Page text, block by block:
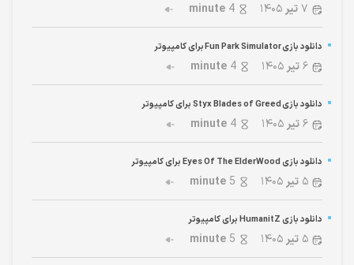
۷تیر۱۴۰۵ 4
minute
دانلود بازی Fun Park Simulator برای کامپیوتر
۶تیر۱۴۰۵ 4
minute
دانلود بازی Styx Blades of Greed برای کامپیوتر
۶تیر۱۴۰۵ 4
minute
دانلود بازی Eyes Of The ElderWood برای کامپیوتر
۵ تیر۱۴۰۵ 5
minute
دانلود بازی HumanitZ برای کامپیوتر
۵ تیر۱۴۰۵ 5
minute